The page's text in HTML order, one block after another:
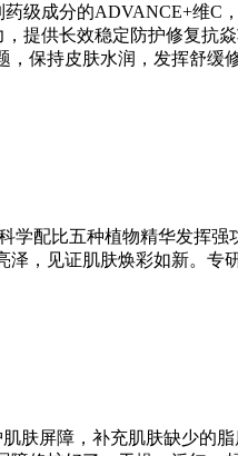
成分的ADVANCE+维C
提供长效稳定防护修复
保持皮肤水润，发挥舒
比五种植物精华发挥强
，见证肌肤焕彩如新。
屏障，补充肌肤缺少的